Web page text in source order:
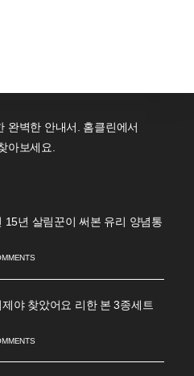
완벽한 안내서. 홈클린에서
아보세요.
15년 살림꾼이 써본 유리 양념통
야 찾았어요 리한 본 3종세트